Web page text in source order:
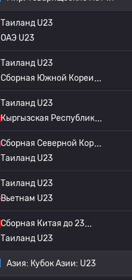
Таиланд U23
ОАЭ U23
Таиланд U23
Сборная Южной Кореи
Таиланд U23
Кыргызская Республик
Сборная Северной Кор
Таиланд U23
Таиланд U23
Вьетнам U23
Сборная Китая до 23
Таиланд U23
Азия: Кубок Азии: U23